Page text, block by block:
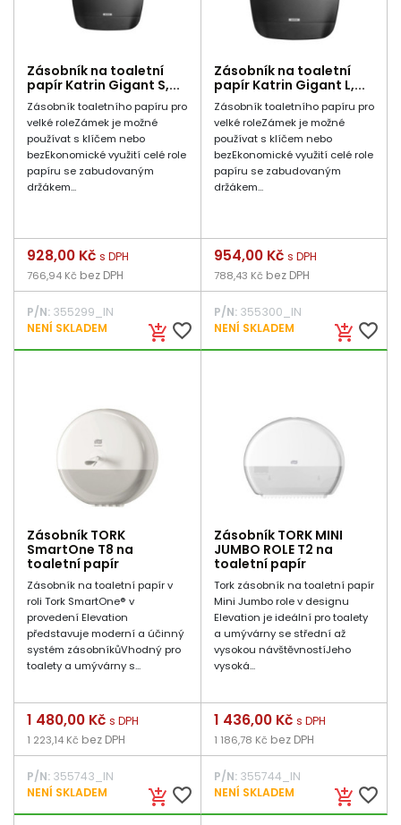
Zásobník na toaletní
papír Katrin Gigant S,...
Zásobník toaletního papíru pro
velké roleZámek je možné
používat s klíčem nebo
bezEkonomické využití celé role
papíru se zabudovaným
držákem...
add_shopping_cart favorite_border
Cena
928,00 Kč s DPH
766,94 Kč bez DPH
P/N: 355299_IN
NENÍ SKLADEM
Zásobník na toaletní
papír Katrin Gigant L,...
Zásobník toaletního papíru pro
velké roleZámek je možné
používat s klíčem nebo
bezEkonomické využití celé role
papíru se zabudovaným
držákem...
add_shopping_cart favorite_border
Cena
954,00 Kč s DPH
788,43 Kč bez DPH
P/N:355300_IN
NENÍ SKLADEM
Zásobník TORK
SmartOne T8 na
toaletní papír
Zásobník na toaletní papír v
roli Tork SmartOne® v
provedení Elevation
představuje moderní a účinný
systém zásobníkůVhodný pro
toalety a umývárny s...
add_shopping_cart favorite_border
Cena
1 480,00 Kč s DPH
1 223,14 Kč bez DPH
P/N: 355743_IN
NENÍ SKLADEM
Zásobník TORK MINI
JUMBO ROLE T2 na
toaletní papír
Tork zásobník na toaletní papír
Mini Jumbo role v designu
Elevation je ideální pro toalety
a umývárny se střední až
vysokou návštěvnostíJeho
vysoká...
add_shopping_cart favorite_border
Cena
1 436,00 Kč s DPH
1 186,78 Kč bez DPH
P/N:355744_IN
NENÍ SKLADEM